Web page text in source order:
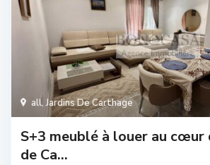
all,Jardins De Carthage
S+3 meublé à louer au cœur
de Ca...